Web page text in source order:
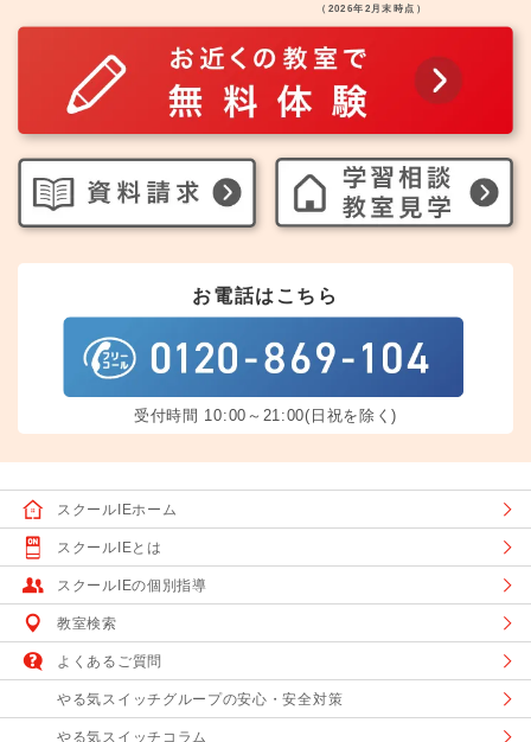
（2026年2月末時点）
お電話はこちら
受付時間 10:00～21:00(日祝を除く)
スクールIEホーム
スクールIEとは
スクールIEの個別指導
教室検索
よくあるご質問
やる気スイッチグループの安心・安全対策
やる気スイッチコラム